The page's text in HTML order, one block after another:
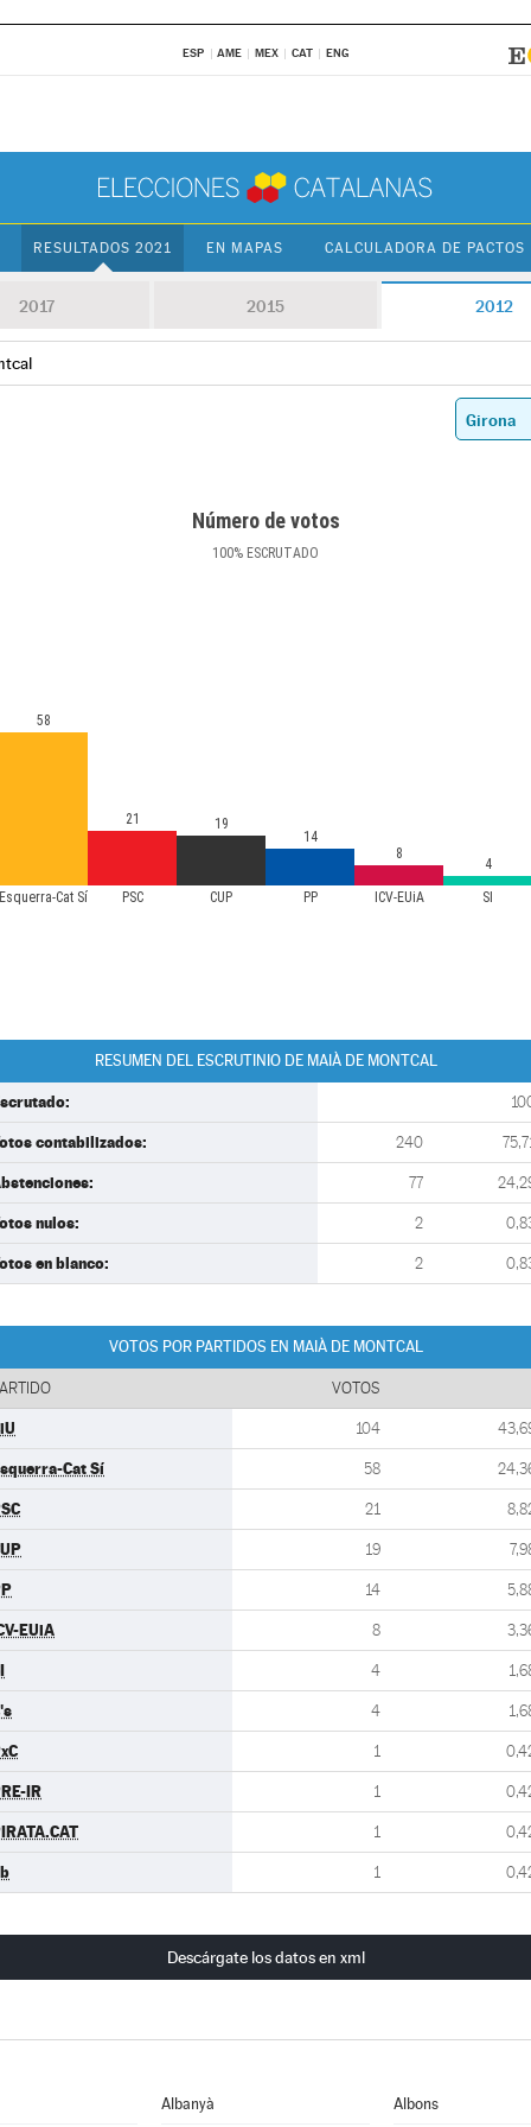
ESP AME MEX CAT ENG
RESULTADOS 2021 EN MAPAS CALCULADORA DE PACTOS
2017 2015 2012
Número de votos
100% ESCRUTADO
Esquerra-Cat Sí PSC CUP PP ICV-EUiA SI
58
21 19
14
8
4
RESUMEN DEL ESCRUTINIO DE MAIÀ DE MONTCAL
contabilizados: 240
77
nulos: 2
en blanco: 2
VOTOS POR PARTIDOS EN MAIÀ DE MONTCAL
VOTOS
104
Cat Sí 58
21
19
14
EUiA 8
4
4
1
IR 1
1
1
Descárgate los datos en xml
Albanyà Albons